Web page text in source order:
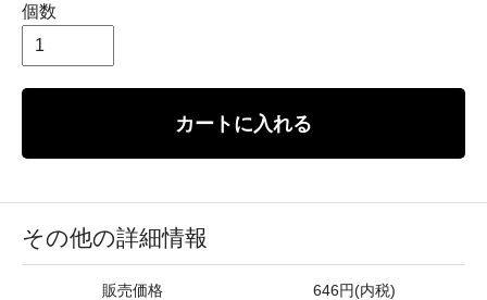
個数
カートに入れる
その他の詳細情報
販売価格 646円(内税)